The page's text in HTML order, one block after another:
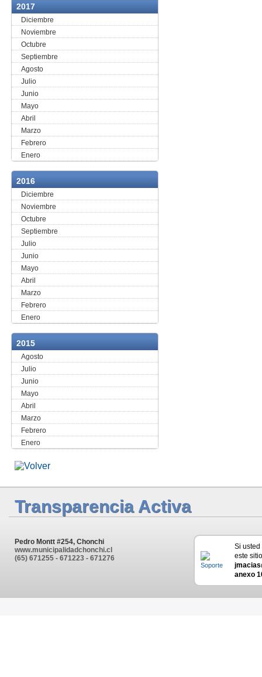
2017
Diciembre
Noviembre
Octubre
Septiembre
Agosto
Julio
Junio
Mayo
Abril
Marzo
Febrero
Enero
2016
Diciembre
Noviembre
Octubre
Septiembre
Julio
Junio
Mayo
Abril
Marzo
Febrero
Enero
2015
Agosto
Julio
Junio
Mayo
Abril
Marzo
Febrero
Enero
Transparencia Activa
Pedro Montt #254, Chonchi
www.municipalidadchonchi.cl
(65) 671255 - 671223 - 671276
Si
este
anexo